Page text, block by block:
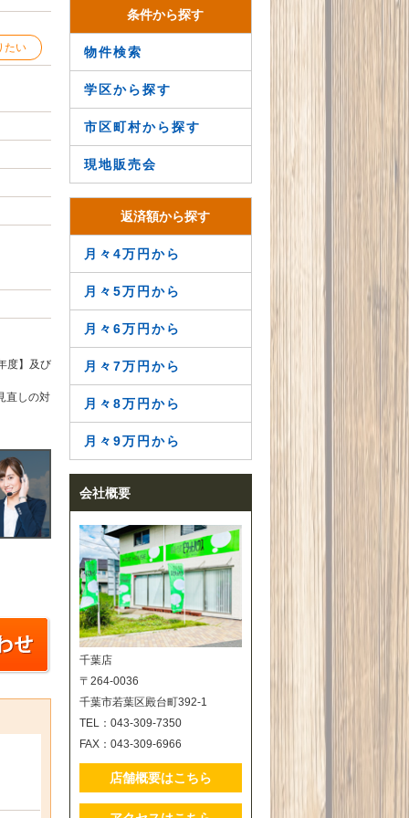
たい
度】及び
直しの対
条件から探す
物件検索
学区から探す
市区町村から探す
現地販売会
返済額から探す
月々4万円から
月々5万円から
月々6万円から
月々7万円から
月々8万円から
月々9万円から
会社概要
千葉店
〒264-0036
千葉市若葉区殿台町392-1
TEL：043-309-7350
FAX：043-309-6966
店舗概要はこちら